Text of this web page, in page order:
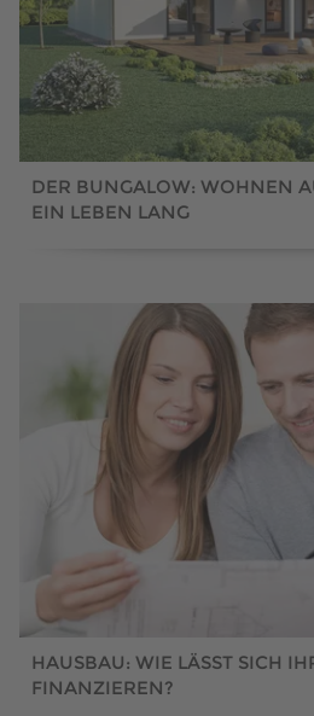
DER BUNGALOW: WOHNEN
EIN LEBEN LANG
HAUSBAU: WIE LÄSST SICH
FINANZIEREN?